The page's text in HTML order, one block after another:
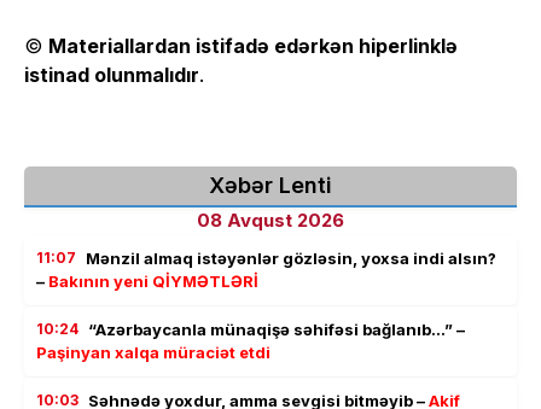
© Materiallardan istifadə edərkən hiperlinklə
istinad olunmalıdır.
Xəbər Lenti
08 Avqust 2026
11:07
Mənzil almaq istəyənlər gözləsin, yoxsa indi alsın?
– Bakının yeni QİYMƏTLƏRİ
10:24 “Azərbaycanla münaqişə səhifəsi bağlanıb…” –
Paşinyan xalqa müraciət etdi
10:03 Səhnədə yoxdur, amma sevgisi bitməyib –Akif